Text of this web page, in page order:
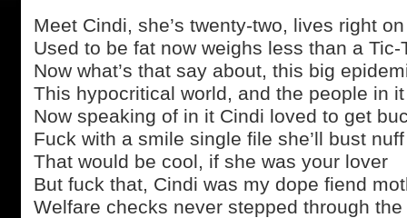
Meet Cindi, she’s twenty-two, lives right
Used to be fat now weighs less than a Tic-
Now what’s that say about, this big
This hypocritical world, and the people in it
Now speaking of in it Cindi loved to get
Fuck with a smile single file she’ll bust
That would be cool, if she was your lover
But fuck that, Cindi was my dope fiend
Welfare checks never stepped through